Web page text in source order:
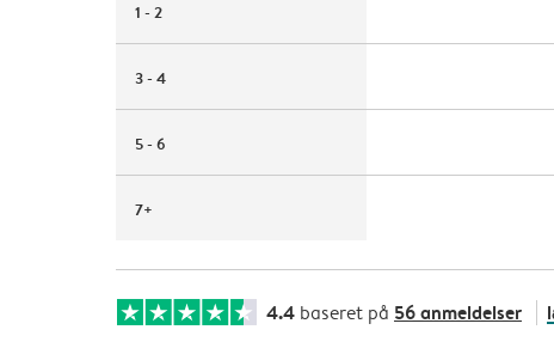
1 - 2
3 - 4
5 - 6
7+
4.4 baseret på 56 anmeldelser